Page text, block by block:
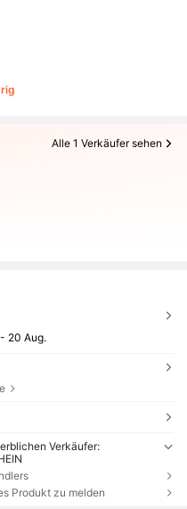
Alle 1 Verkäufer sehen
20 Aug.
Verkäufer:
Produkt zu melden